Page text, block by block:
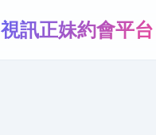
視訊正妹約會平台